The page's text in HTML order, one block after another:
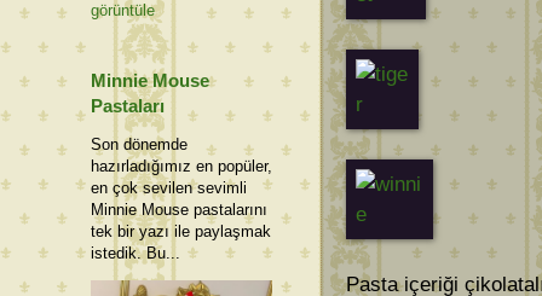
Pasta içeriği
görüntüle
Minnie Mouse
Pastaları
Son dönemde
hazırladığımız en popüler,
en çok sevilen sevimli
Minnie Mouse pastalarını
tek bir yazı ile paylaşmak
istedik. Bu...